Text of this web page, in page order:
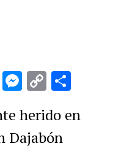
Copy
herido en
Dajabón